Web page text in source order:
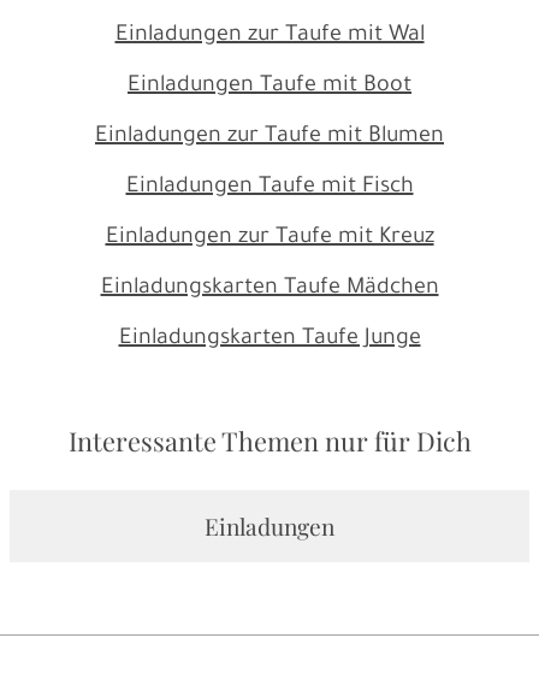
Einladungen zur Taufe mit Wal
Einladungen Taufe mit Boot
Einladungen zur Taufe mit Blumen
Einladungen Taufe mit Fisch
Einladungen zur Taufe mit Kreuz
Einladungskarten Taufe Mädchen
Einladungskarten Taufe Junge
Interessante Themen nur für Dich
Einladungen